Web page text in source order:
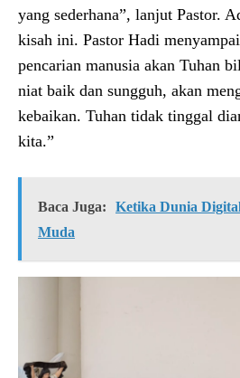
yang sederhana”, lanjut Pastor.
kisah ini. Pastor Hadi
pencarian manusia akan Tuhan
niat baik dan sungguh, akan
kebaikan. Tuhan tidak tinggal
kita.”
Baca Juga:
Ketika Dunia
Muda